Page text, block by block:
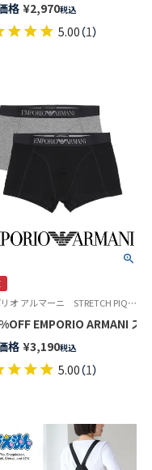
格 ¥2,970税込
5.00（1）
PRINTED マイクロファ
エンポリオ アルマーニ STRETCH PIQUET Underwear 公式オンラインショップ 紳士 ブランド アンダーウェア
EMPORIO ARMANI ス
格 ¥3,190税込
5.00（1）